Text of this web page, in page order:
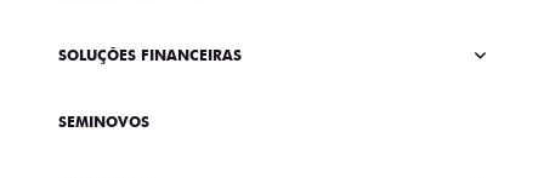
SOLUÇÕES FINANCEIRAS
SEMINOVOS